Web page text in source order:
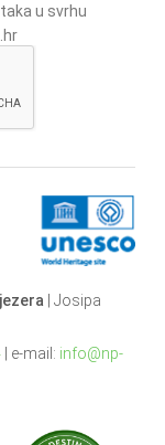
u svrhu
| Josipa
| e-mail: info@np-